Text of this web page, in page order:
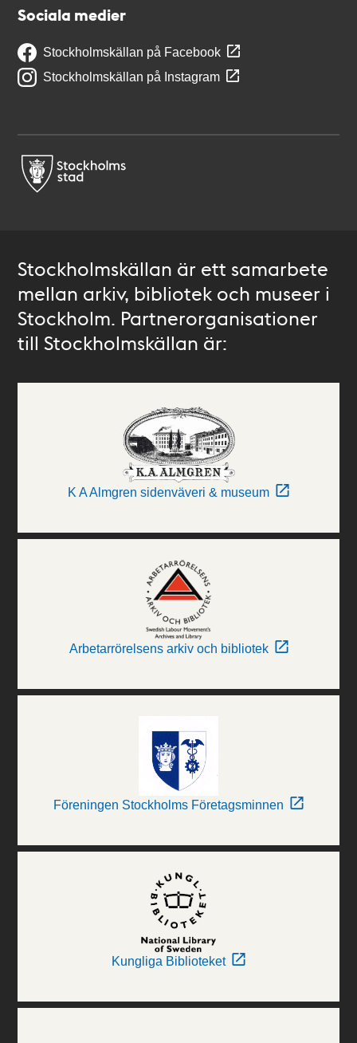
Sociala medier
Stockholmskällan på Facebook
Stockholmskällan på Instagram
Stockholmskällan är ett samarbete
mellan arkiv, bibliotek och museer i
Stockholm. Partnerorganisationer
till Stockholmskällan är:
K A Almgren sidenväveri & museum
Arbetarrörelsens arkiv och bibliotek
Föreningen Stockholms Företagsminnen
Kungliga Biblioteket